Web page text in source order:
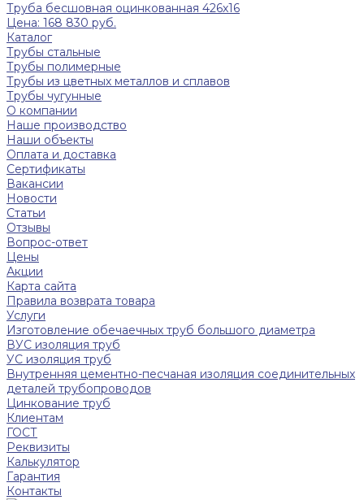
Труба бесшовная оцинкованная 426х16
Цена: 168 830 руб.
Каталог
Трубы стальные
Трубы полимерные
Трубы из цветных металлов и сплавов
Трубы чугунные
О компании
Наше производство
Наши объекты
Оплата и доставка
Сертификаты
Вакансии
Новости
Статьи
Отзывы
Вопрос-ответ
Цены
Акции
Карта сайта
Правила возврата товара
Услуги
Изготовление обечаечных труб большого диаметра
ВУС изоляция труб
УС изоляция труб
Внутренняя цементно-песчаная изоляция соединительных
деталей трубопроводов
Цинкование труб
Клиентам
ГОСТ
Реквизиты
Калькулятор
Гарантия
Контакты